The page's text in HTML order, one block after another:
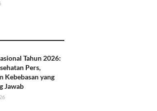
Tahun 2026:
Pers,
Kebebasan yang
Jawab